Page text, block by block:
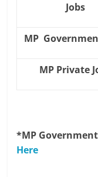
Jobs
MP
MP Private
*MP
Here